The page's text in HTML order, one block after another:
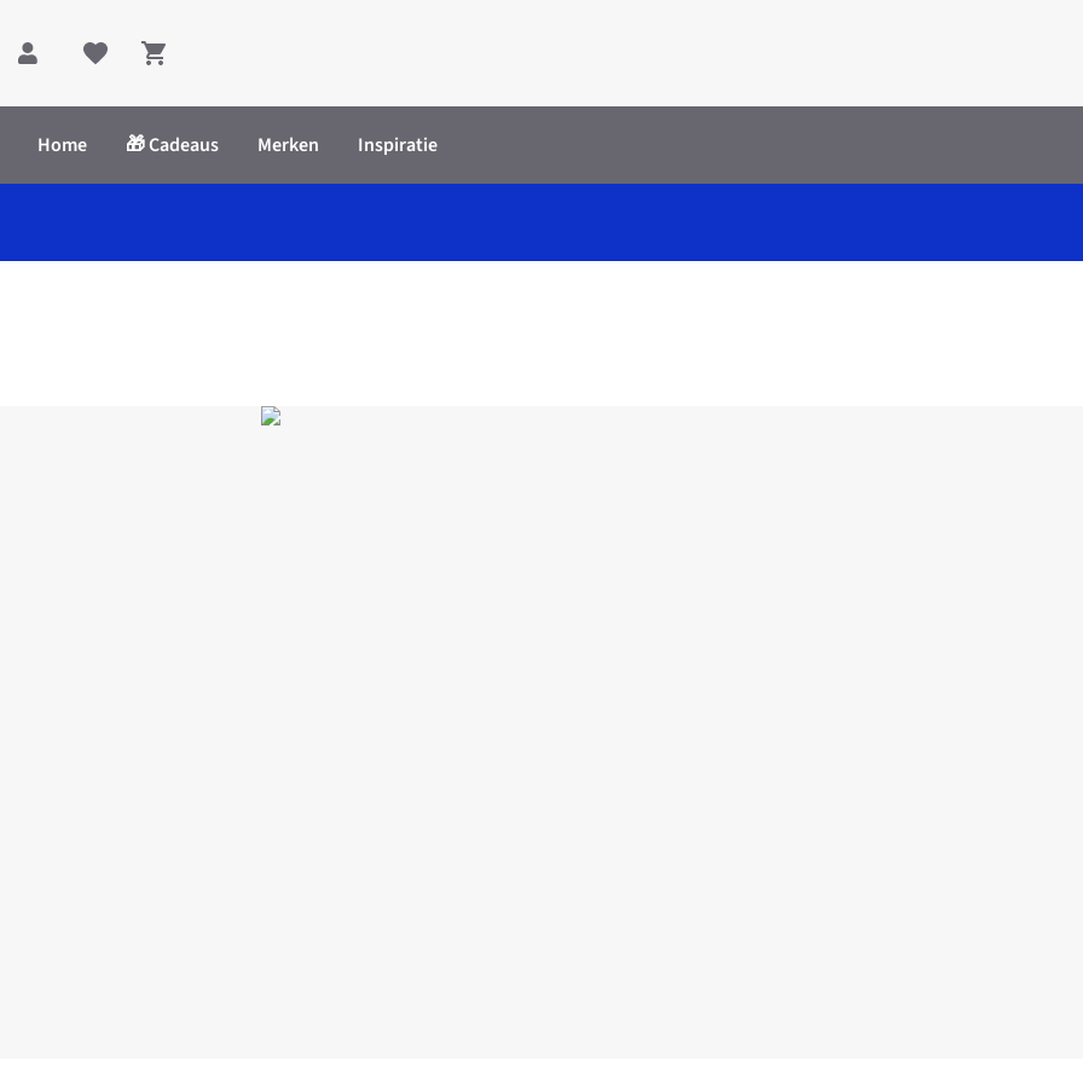
Shopping cart
Home 🎁 Cadeaus Merken Inspiratie